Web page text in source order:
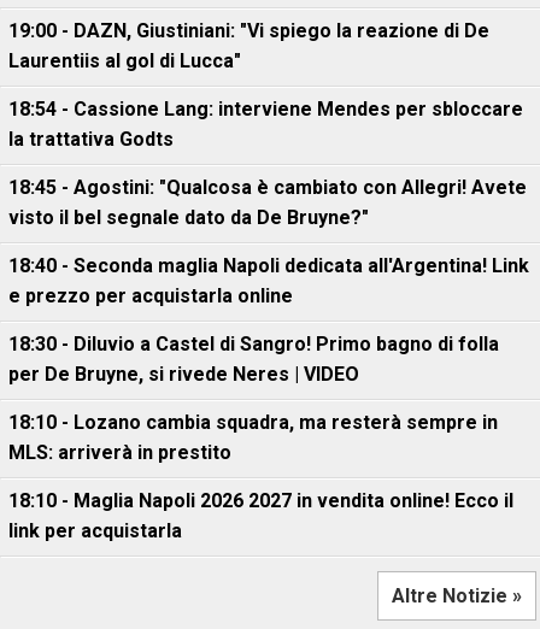
19:00 - DAZN, Giustiniani: "Vi spiego la reazione di De
Laurentiis al gol di Lucca"
18:54 - Cassione Lang: interviene Mendes per sbloccare
la trattativa Godts
18:45 - Agostini: "Qualcosa è cambiato con Allegri! Avete
visto il bel segnale dato da De Bruyne?"
18:40 - Seconda maglia Napoli dedicata all'Argentina! Link
e prezzo per acquistarla online
18:30 - Diluvio a Castel di Sangro! Primo bagno di folla
per De Bruyne, si rivede Neres | VIDEO
18:10 - Lozano cambia squadra, ma resterà sempre in
MLS: arriverà in prestito
18:10 - Maglia Napoli 2026 2027 in vendita online! Ecco il
link per acquistarla
Altre Notizie »